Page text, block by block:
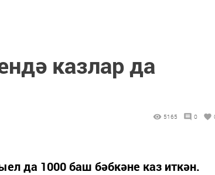
казлар да
5165 0
да 1000 баш бәбкәне каз иткән.